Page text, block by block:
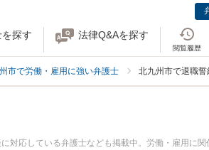
探す 法律Q&Aを探す
閲覧履歴
市で労働・雇用に強い弁護士 北九州市で退職
対応している弁護士なども掲載中。労働・雇用に関